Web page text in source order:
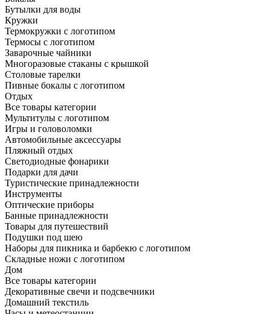
Бутылки для воды
Кружки
Термокружки с логотипом
Термосы с логотипом
Заварочные чайники
Многоразовые стаканы с крышкой
Столовые тарелки
Пивные бокалы с логотипом
Отдых
Все товары категории
Мультитулы с логотипом
Игры и головоломки
Автомобильные аксессуары
Пляжный отдых
Светодиодные фонарики
Подарки для дачи
Туристические принадлежности
Инструменты
Оптические приборы
Банные принадлежности
Товары для путешествий
Подушки под шею
Наборы для пикника и барбекю с логотипом
Складные ножи с логотипом
Дом
Все товары категории
Декоративные свечи и подсвечники
Домашний текстиль